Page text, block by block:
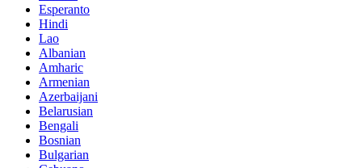
Esperanto
Hindi
Lao
Albanian
Amharic
Armenian
Azerbaijani
Belarusian
Bengali
Bosnian
Bulgarian